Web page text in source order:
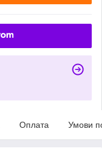
Оплата Умови